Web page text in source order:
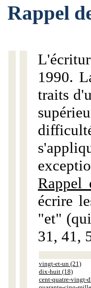
Rappel
1990.
traits
Rappel
écrire
"et"
31, 41,
vingt-et-un (21)
dix-huit (18)
cent-quatre-vingt-